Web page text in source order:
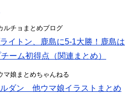
ルチョまとめブログ
イトン、鹿島に5-1大勝！鹿島は
ーム初得点（関連まとめ）
マ娘まとめちゃんねる
ルダン 他ウマ娘イラストまとめ